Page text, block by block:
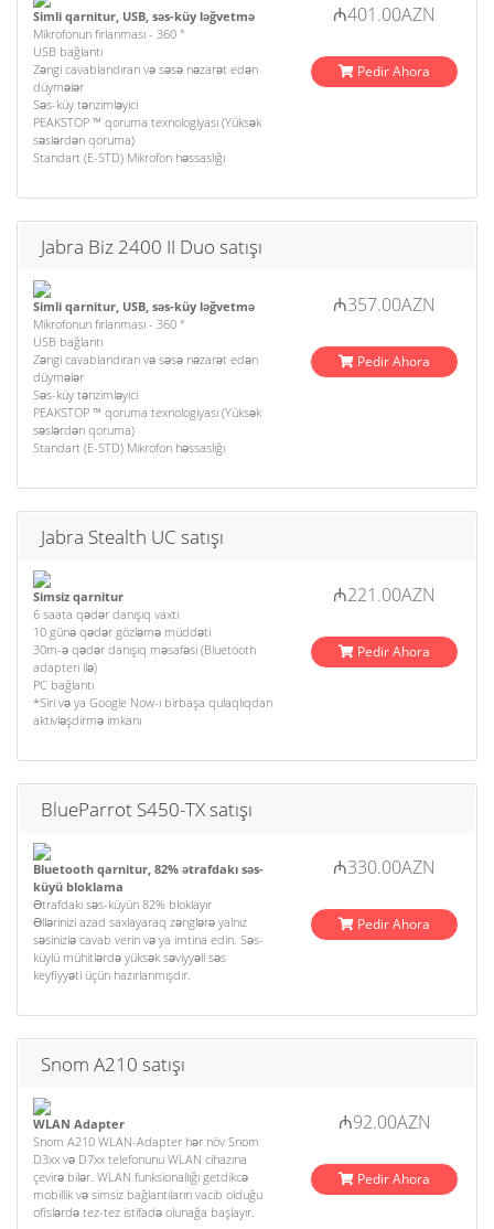
Simli qarnitur, USB, səs-küy ləğvetmə
Mikrofonun fırlanması - 360 °
USB bağlantı
Zəngi cavablandıran və səsə nəzarət edən
düymələr
Səs-küy tənzimləyici
PEAKSTOP ™ qoruma texnologiyası (Yüksək
səslərdən qoruma)
Standart (E-STD) Mikrofon həssaslığı
₼401.00AZN
Pedir Ahora
Jabra Biz 2400 II Duo satışı
Simli qarnitur, USB, səs-küy ləğvetmə
Mikrofonun fırlanması - 360 °
USB bağlantı
Zəngi cavablandıran və səsə nəzarət edən
düymələr
Səs-küy tənzimləyici
PEAKSTOP ™ qoruma texnologiyası (Yüksək
səslərdən qoruma)
Standart (E-STD) Mikrofon həssaslığı
₼357.00AZN
Pedir Ahora
Jabra Stealth UC satışı
Simsiz qarnitur
6 saata qədər danışıq vaxtı
10 günə qədər gözləmə müddəti
30m-ə qədər danışıq məsafəsi (Bluetooth
adapteri ilə)
PC bağlantı
*Siri və ya Google Now-ı birbaşa qulaqlıqdan
aktivləşdirmə imkanı
₼221.00AZN
Pedir Ahora
BlueParrot S450-TX satışı
Bluetooth qarnitur, 82% ətrafdakı səs-
küyü bloklama
Ətrafdakı səs-küyün 82% bloklayır
Əllərinizi azad saxlayaraq zənglərə yalnız
səsinizlə cavab verin və ya imtina edin. Səs-
küylü mühitlərdə yüksək səviyyəli səs
keyfiyyəti üçün hazırlanmışdır.
₼330.00AZN
Pedir Ahora
Snom A210 satışı
WLAN Adapter
Snom A210 WLAN-Adapter hər növ Snom
D3xx və D7xx telefonunu WLAN cihazına
çevirə bilər. WLAN funksionallığı getdikcə
mobillik və simsiz bağlantıların vacib olduğu
ofislərdə tez-tez istifadə olunağa başlayır.
₼92.00AZN
Pedir Ahora